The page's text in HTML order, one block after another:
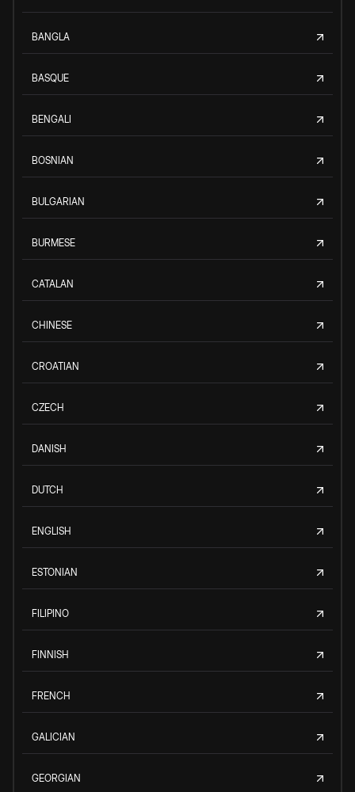
BANGLA
BASQUE
BENGALI
BOSNIAN
BULGARIAN
BURMESE
CATALAN
CHINESE
CROATIAN
CZECH
DANISH
DUTCH
ENGLISH
ESTONIAN
FILIPINO
FINNISH
FRENCH
GALICIAN
GEORGIAN